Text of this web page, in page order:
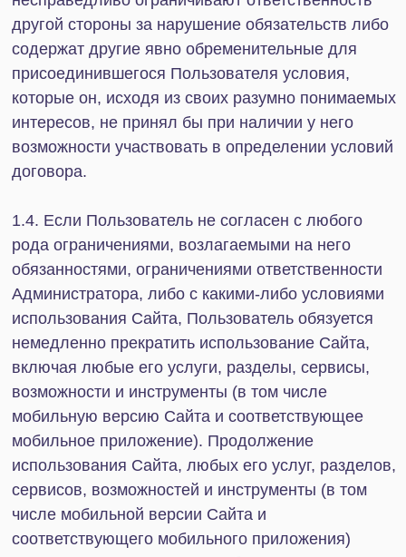
разделе – и с указанного момента Соглашение
будет действовать в изменённой редакции.
2. Обязанности Пользователя
2.1 При пользовании Сайтом, в том числе
услугами, разделами, сервисами, возможностями
и инструментами Сайта Пользователь обязан:
2.1.1 соблюдать положения действующего
законодательства Российской Федерации,
Соглашения, положения других специальных
документов и иной информации, доступной
Администратором в соответствующих разделах
Сайта, а также положения законодательства
иностранных государств, если в силу
обязательных требований законодательства
иностранных государств от Пользователя
требуется их соблюдение;